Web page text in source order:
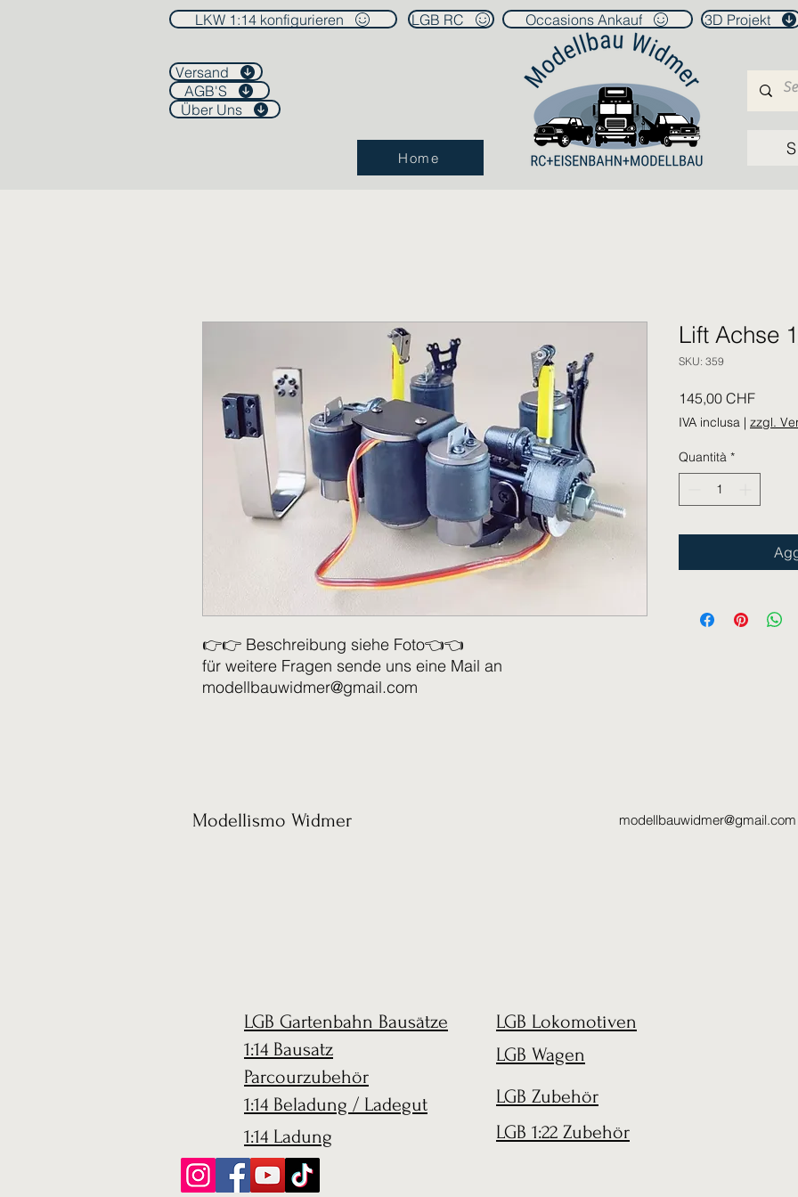
LKW 1:14 konfigurieren LGB RC
Versand
AGB'S
Über Uns
Home
Occasions Ankauf 3D Projekt
👉👉 Beschreibung siehe Foto👈👈
für weitere Fragen sende uns eine Mail an
modellbauwidmer@gmail.com
Lift Achse
SKU: 359
145,00 CHFPrezzo
IVA inclusa | zzgl.
Quantità *
Modellismo Widmer modellbauwidmer@gmail.com
LGB Gartenbahn Bausätze
1:14 Bausatz
Parcourzubehör
1:14 Beladung / Ladegut
1:14 Ladung
LGB Lokomotiven
LGB Wagen
LGB Zubehör
LGB 1:22 Zubehör